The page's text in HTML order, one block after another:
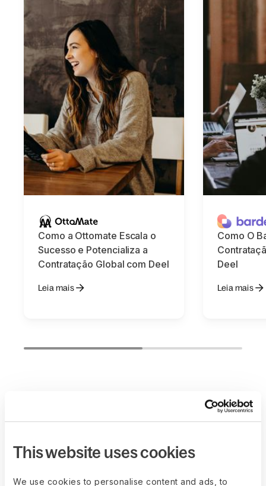
This website uses cookies
We use cookies to personalise content and ads, to
Como a Ottomate Escala o
Sucesso e Potencializa a
Contratação Global com Deel
Leia mais
Como O
Deel
Leia mais
A Deel facilita o
crescimento de